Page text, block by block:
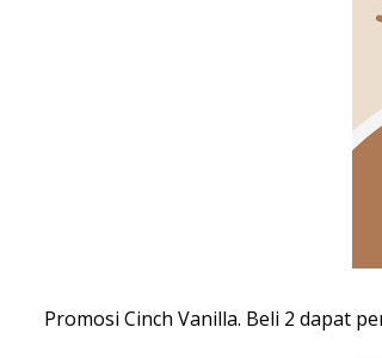
Promosi Cinch Vanilla. Beli 2 dapat